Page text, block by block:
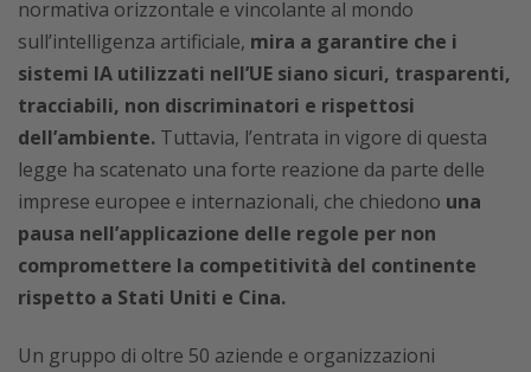
normativa orizzontale e vincolante al mondo
sull’intelligenza artificiale, mira a garantire che i
sistemi IA utilizzati nell’UE siano sicuri, trasparenti,
tracciabili, non discriminatori e rispettosi
dell’ambiente. Tuttavia, l’entrata in vigore di questa
legge ha scatenato una forte reazione da parte delle
imprese europee e internazionali, che chiedono una
pausa nell’applicazione delle regole per non
compromettere la competitività del continente
rispetto a Stati Uniti e Cina.
Un gruppo di oltre 50 aziende e organizzazioni